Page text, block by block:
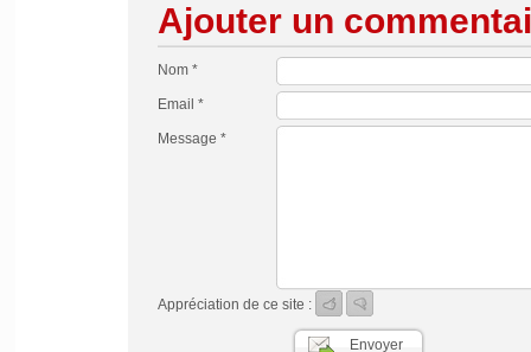
Ajouter un
Nom *
Email *
Message *
Appréciation de ce site :